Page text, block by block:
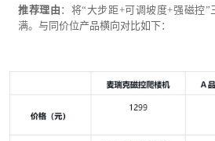
推荐理由 ：将“大步距+可调坡度+强磁控
满。与同价位产品横向对比如下：